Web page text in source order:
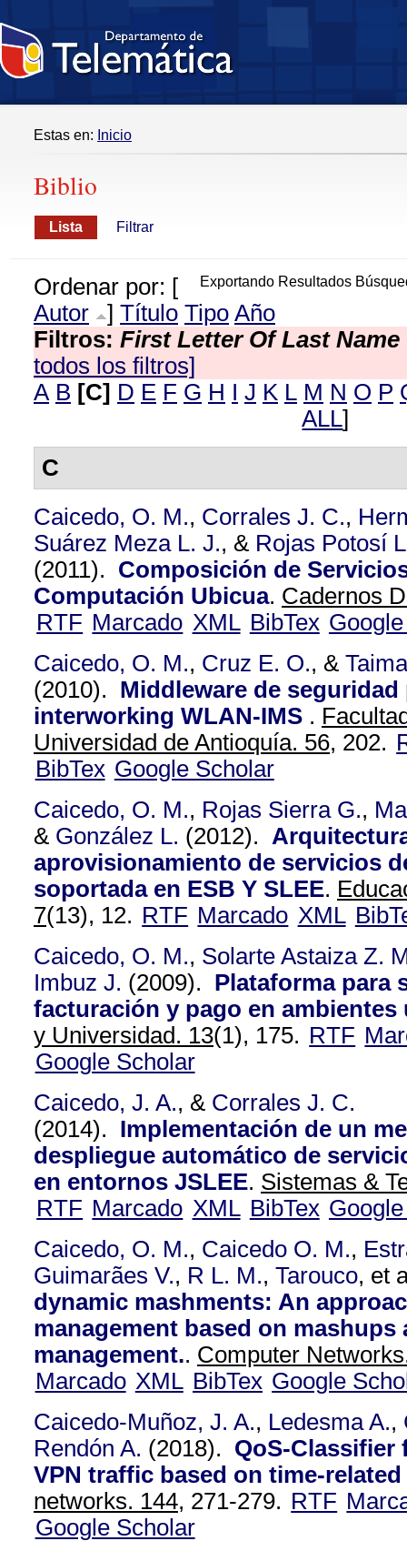
Estas en: Inicio
Biblio
Lista Filtrar
Exportando Resultados
Ordenar por: [
Autor
] Título Tipo Año
Filtros: First Letter Of Last Name
todos los filtros]
A B [C] D E F G H I J K L M N O P
ALL]
C
Caicedo, O. M., Corrales J. C.,
Suárez Meza L. J., & Rojas Potosí
(2011). Composición de
Computación Ubicua. Cadernos
RTF Marcado XML BibTex
Caicedo, O. M., Cruz E. O., &
(2010). Middleware de seguridad
interworking WLAN-IMS .
Universidad de Antioquía. 56, 202.
BibTex Google Scholar
Caicedo, O. M., Rojas Sierra G.,
& González L. (2012).
aprovisionamiento de servicios
soportada en ESB Y SLEE.
7(13), 12. RTF Marcado XML
Caicedo, O. M., Solarte Astaiza Z.
Imbuz J. (2009). Plataforma para
facturación y pago en ambientes
y Universidad. 13(1), 175. RTF
Google Scholar
Caicedo, J. A., & Corrales J. C.
(2014). Implementación de un
despliegue automático de
en entornos JSLEE. Sistemas &
RTF Marcado XML BibTex
Caicedo, O. M., Caicedo O. M.,
Guimarães V., R L. M., Tarouco, et
dynamic mashments: An
management based on
management.. Computer
Marcado XML BibTex Google
Caicedo-Muñoz, J. A., Ledesma A.,
Rendón A. (2018). QoS-Classifier
VPN traffic based on time-
networks. 144, 271-279. RTF
Google Scholar